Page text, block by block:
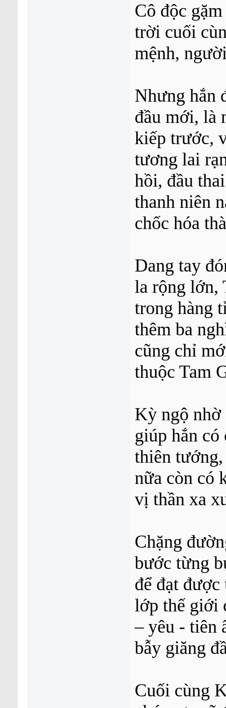
Cô độc
trời cuối
mệnh,
Nhưng hắn
đầu mới, là
kiếp trước,
tương lai
hồi, đầu
thanh niên
chốc hóa
Dang tay
la rộng lớn,
trong hàng
thêm ba
cũng chỉ
thuộc Tam
Kỳ ngộ nhờ
giúp hắn
thiên
nữa còn có
vị thần xa
Chặng
bước từng
để đạt
lớp thế giới
– yêu - tiên
bẫy giăng
Cuối cùng